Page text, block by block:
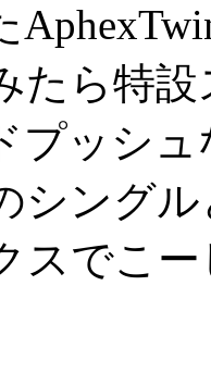
たら特
ッシュ
シング
スでこ